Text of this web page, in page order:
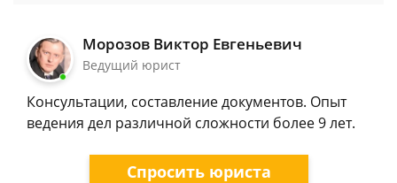
Морозов Виктор Евгеньевич
Ведущий юрист
Консультации, составление документов. Опыт
ведения дел различной сложности более 9 лет.
Спросить юриста